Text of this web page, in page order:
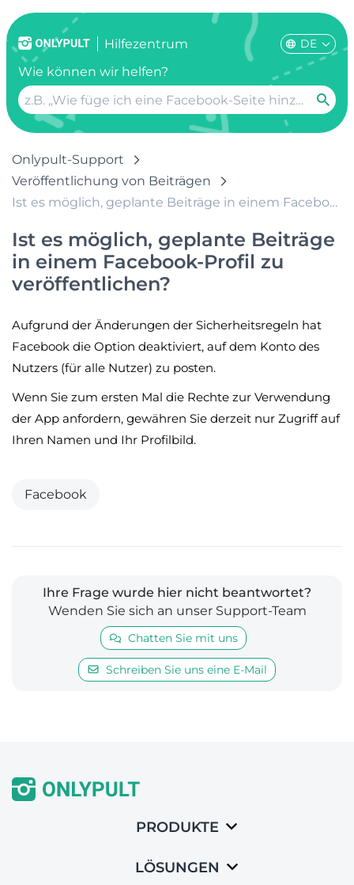
Hilfezentrum DE
Wie können wir helfen?
Onlypult-Support
Veröffentlichung von Beiträgen
Ist es möglich, geplante Beiträge in einem Facebook-Profil zu veröffentlichen?
Ist es möglich, geplante Beiträge
in einem Facebook-Profil zu
veröffentlichen?
Aufgrund der Änderungen der Sicherheitsregeln hat
Facebook die Option deaktiviert, auf dem Konto des
Nutzers (für alle Nutzer) zu posten.
Wenn Sie zum ersten Mal die Rechte zur Verwendung
der App anfordern, gewähren Sie derzeit nur Zugriff auf
Ihren Namen und Ihr Profilbild.
Facebook
Ihre Frage wurde hier nicht beantwortet?
Wenden Sie sich an unser Support-Team
Chatten Sie mit uns
Schreiben Sie uns eine E-Mail
PRODUKTE
LÖSUNGEN